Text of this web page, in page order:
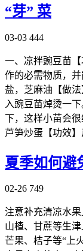
“芽” 菜
03-03 444
一、凉拌豌豆苗
作的必需物质，并
盐，芝麻油【做
入豌豆苗焯烫一
下，这样小苗会很
芦笋炒蛋【功效】
夏季如何避
02-26 749
注意补充清凉水
山楂、甘蔗等生
芒果、桔子等“上